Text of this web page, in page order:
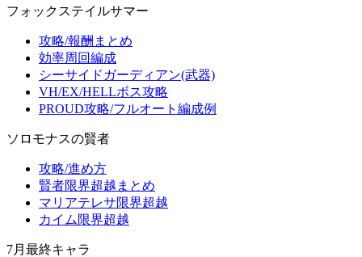
フォックステイルサマー
攻略/報酬まとめ
効率周回編成
シーサイドガーディアン(武器)
VH/EX/HELLボス攻略
PROUD攻略/フルオート編成例
ソロモナスの賢者
攻略/進め方
賢者限界超越まとめ
マリアテレサ限界超越
カイム限界超越
7月最終キャラ